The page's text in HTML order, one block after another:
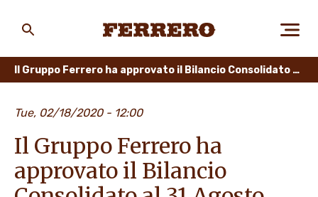
PERSONE E AMBIENTE
main
Il Gruppo Ferrero ha approvato il Bilancio Consolidato al 31 Agosto 2019
Tue, 02/18/2020 - 12:00
Il Gruppo Ferrero ha
approvato il Bilancio